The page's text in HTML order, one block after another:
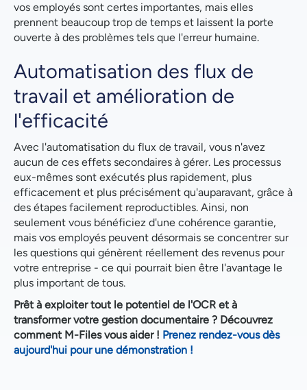
vos employés sont certes importantes, mais elles
prennent beaucoup trop de temps et laissent la porte
ouverte à des problèmes tels que l'erreur humaine.
Automatisation des flux de
travail et amélioration de
l'efficacité
Avec l'automatisation du flux de travail, vous n'avez
aucun de ces effets secondaires à gérer. Les processus
eux-mêmes sont exécutés plus rapidement, plus
efficacement et plus précisément qu'auparavant, grâce à
des étapes facilement reproductibles. Ainsi, non
seulement vous bénéficiez d'une cohérence garantie,
mais vos employés peuvent désormais se concentrer sur
les questions qui génèrent réellement des revenus pour
votre entreprise - ce qui pourrait bien être l'avantage le
plus important de tous.
Prêt à exploiter tout le potentiel de l'OCR et à
transformer votre gestion documentaire ? Découvrez
comment M-Files vous aider ! Prenez rendez-vous dès
aujourd'hui pour une démonstration !